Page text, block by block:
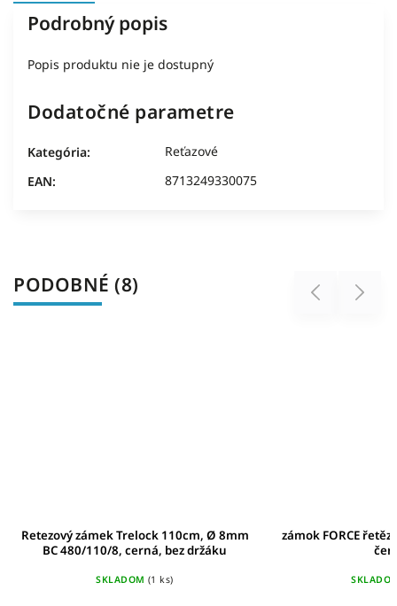
Podrobný popis
Popis produktu nie je dostupný
Dodatočné parametre
Kategória:
Reťazové
EAN: 8713249330075
PODOBNÉ (8) Previous
Retezový zámek Trelock 110cm, Ø 8mm
BC 480/110/8, cerná, bez držáku
SKLADOM (1 ks)
zámok FORCE
Next